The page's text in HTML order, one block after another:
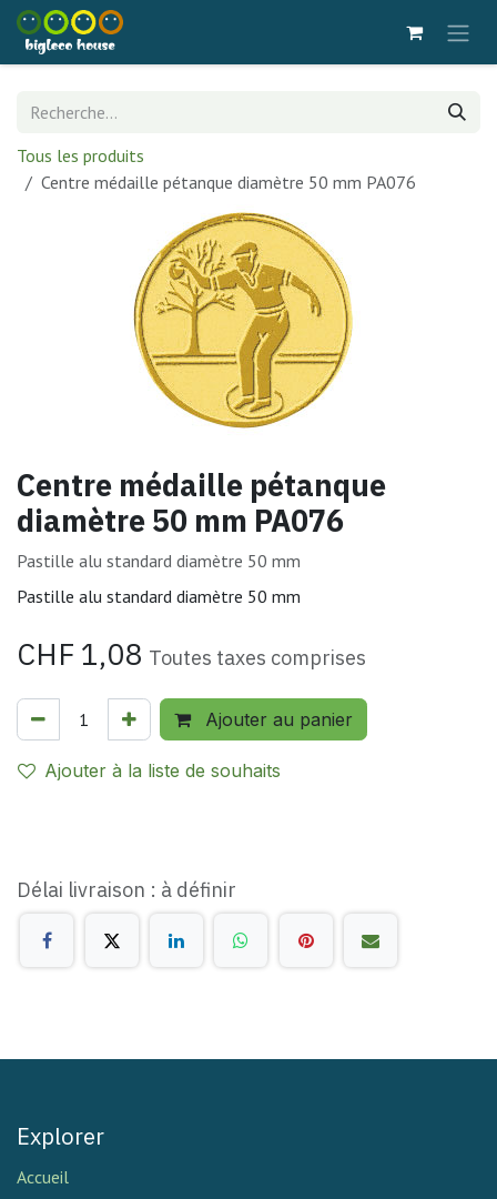
Se rendre au contenu
Tous les produits
Centre médaille pétanque diamètre 50 mm PA076
Centre médaille pétanque
diamètre 50 mm PA076
Pastille alu standard diamètre 50 mm
Pastille alu standard diamètre 50 mm
CHF 1,08 Toutes taxes comprises
Ajouter au panier
Ajouter à la liste de souhaits
Délai livraison : à définir
Explorer
Accueil